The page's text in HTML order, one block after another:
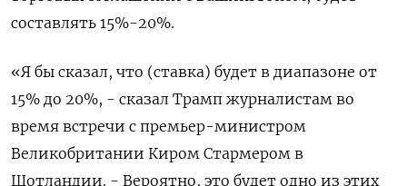
составлять 15%-20%.
«Я бы сказал, что (ставка) будет в диапазоне от
15% до 20%, - сказал Трамп журналистам во
время встречи с премьер-министром
Великобритании Киром Стармером в
Шотландии. - Вероятно, это будет одно из этих